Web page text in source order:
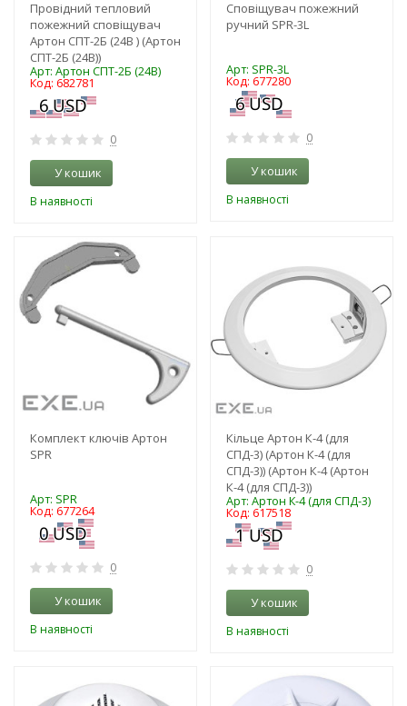
Провідний тепловий
пожежний сповіщувач
Артон СПТ-2Б (24В ) (Артон
СПТ-2Б (24В))
Арт: Артон СПТ-2Б (24В)
Код: 682781
0
У кошик
В наявності
Сповіщувач пожежний
ручний SPR-3L
Арт: SPR-3L
Код: 677280
0
У кошик
В наявності
Комплект ключів Артон
SPR
Арт: SPR
Код: 677264
0
У кошик
В наявності
Кільце Артон К-4 (для
СПД-3) (Артон К-4 (для
СПД-3)) (Артон К-4 (Артон
К-4 (для СПД-3))
Арт: Артон К-4 (для СПД-3)
Код: 617518
0
У кошик
В наявності